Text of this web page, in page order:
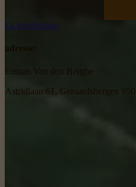
La localisation
Astridlaan 61, Geraardsbergen 9500